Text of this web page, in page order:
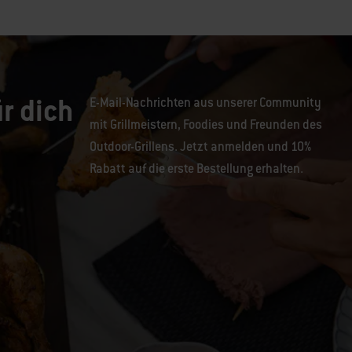
dich
E-Mail-Nachrichten aus unserer Community
mit Grillmeistern, Foodies und Freunden des
Outdoor-Grillens. Jetzt anmelden und 10%
Rabatt auf die erste Bestellung erhalten.